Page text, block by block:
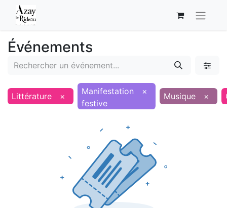
Événements
Littérature ×
Manifestation
festive
× Musique ×